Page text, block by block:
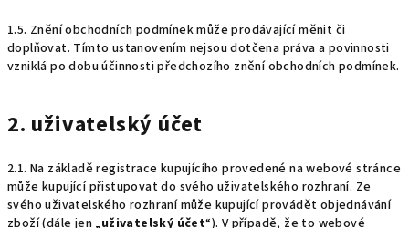
1.5. Znění obchodních podmínek může prodávající měnit či
doplňovat. Tímto ustanovením nejsou dotčena práva a povinnosti
vzniklá po dobu účinnosti předchozího znění obchodních podmínek.
2. uživatelský účet
2.1. Na základě registrace kupujícího provedené na webové stránce
může kupující přistupovat do svého uživatelského rozhraní. Ze
svého uživatelského rozhraní může kupující provádět objednávání
zboží (dále jen „uživatelský účet“). V případě, že to webové